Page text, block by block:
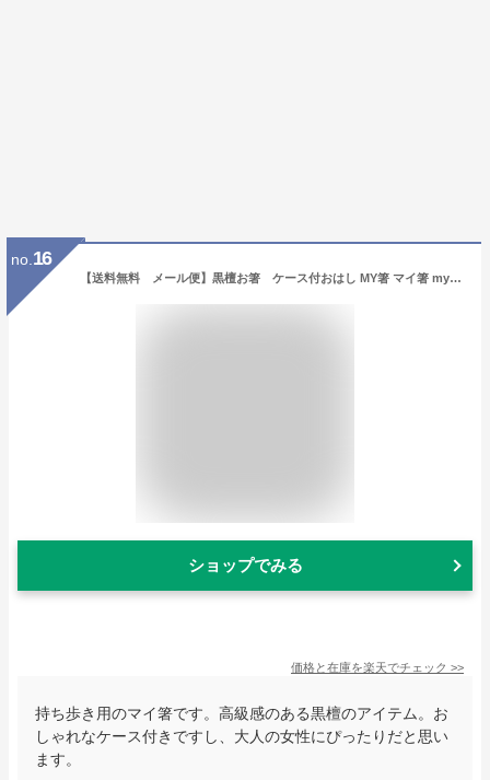
no. 16
【送料無料 メール便】黒檀お箸 ケース付おはし MY箸 マイ箸 myはし 衛生的エコ箸 携帯箸 旅行用品 プレゼント 記念日 お祝い お中元 お歳暮 父の日 母の日 敬老の日
ショップでみる
価格と在庫を楽天でチェック >>
持ち歩き用のマイ箸です。高級感のある黒檀のアイテム。お
しゃれなケース付きですし、大人の女性にぴったりだと思い
ます。